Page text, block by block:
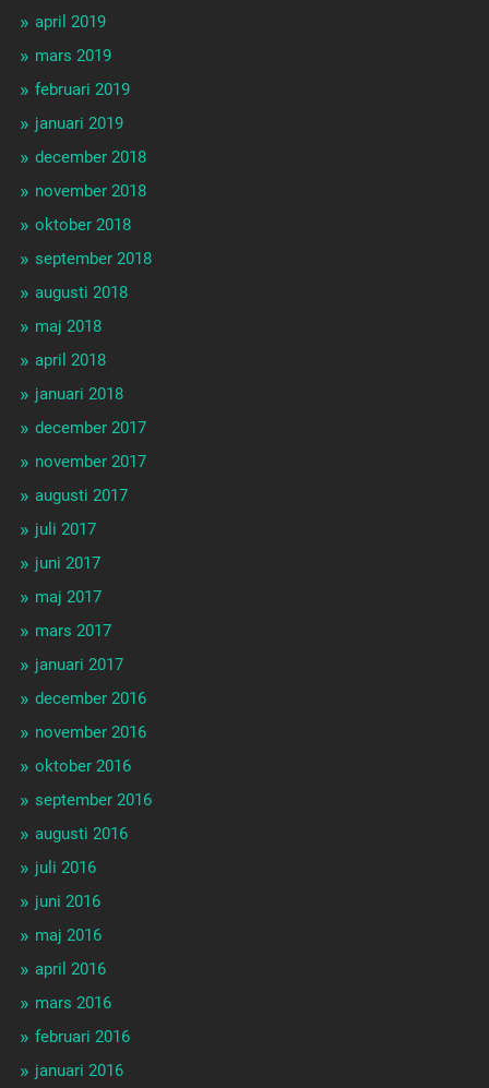
april 2019
mars 2019
februari 2019
januari 2019
december 2018
november 2018
oktober 2018
september 2018
augusti 2018
maj 2018
april 2018
januari 2018
december 2017
november 2017
augusti 2017
juli 2017
juni 2017
maj 2017
mars 2017
januari 2017
december 2016
november 2016
oktober 2016
september 2016
augusti 2016
juli 2016
juni 2016
maj 2016
april 2016
mars 2016
februari 2016
januari 2016